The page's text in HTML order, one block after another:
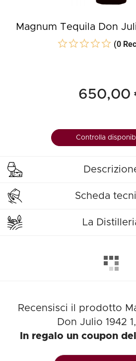
Magnum Tequila Don
(0
650,00
Controlla
Scheda
La
Recensisci il prodotto
Don Julio 1942
In regalo un coupon